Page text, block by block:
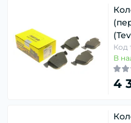
Код
В
4